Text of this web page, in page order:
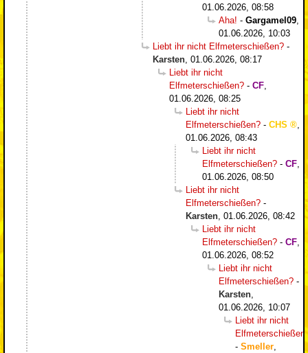
01.06.2026, 08:58
Aha! - Gargamel09
01.06.2026, 10:03
Liebt ihr nicht Elfmeterschießen? -
Karsten 01.06.2026, 08:17
Liebt ihr nicht
Elfmeterschießen? - CF
01.06.2026, 08:25
Liebt ihr nicht
Elfmeterschießen? - CHS
01.06.2026, 08:43
Liebt ihr nicht
Elfmeterschießen? - CF
01.06.2026, 08:50
Liebt ihr nicht
Elfmeterschießen? -
Karsten 01.06.2026, 08:42
Liebt ihr nicht
Elfmeterschießen? - CF
01.06.2026, 08:52
Liebt ihr nicht
Elfmeterschießen? -
Karsten
01.06.2026, 10:07
Liebt ihr nicht
- Smeller